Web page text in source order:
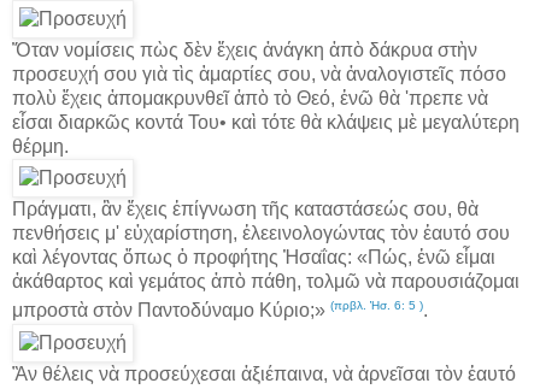
Ὅταν νομίσεις πὼς δὲν ἔχεις ἀνάγκη ἀπὸ δάκρυα στὴν
προσευχή σου γιὰ τὶς ἁμαρτίες σου, νὰ ἀναλογιστεῖς πόσο
πολὺ ἔχεις ἀπομακρυνθεῖ ἀπὸ τὸ Θεό, ἐνῶ θὰ 'πρεπε νὰ
εἶσαι διαρκῶς κοντά Του• καὶ τότε θὰ κλάψεις μὲ μεγαλύτερη
θέρμη.
Πράγματι, ἂν ἔχεις ἐπίγνωση τῆς καταστάσεώς σου, θὰ
πενθήσεις μ' εὐχαρίστηση, ἐλεεινολογώντας τὸν ἑαυτό σου
καὶ λέγοντας ὅπως ὁ προφήτης Ἠσαΐας: «Πώς, ἐνῶ εἶμαι
ἀκάθαρτος καὶ γεμάτος ἀπὸ πάθη, τολμῶ νὰ παρουσιάζομαι
μπροστὰ στὸν Παντοδύναμο Κύριο;» (πρβλ. Ἡσ. 6: 5 ).
Ἂν θέλεις νὰ προσεύχεσαι ἀξιέπαινα, νὰ ἀρνεῖσαι τὸν ἑαυτό